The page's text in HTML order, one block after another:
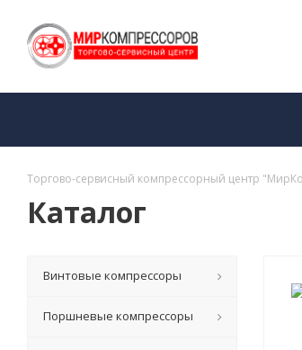
Торгово-сервисный компрессорный центр
Каталог
Винтовые компрессоры
Поршневые компрессоры